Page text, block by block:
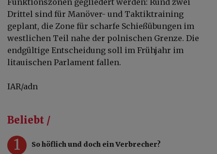
Drittel sind für Manöver- und Taktiktraining
geplant, die Zone für scharfe Schießübungen im
westlichen Teil nahe der polnischen Grenze. Die
endgültige Entscheidung soll im Frühjahr im
litauischen Parlament fallen.
IAR/adn
Beliebt /
1 So höflich und doch ein Verbrecher?